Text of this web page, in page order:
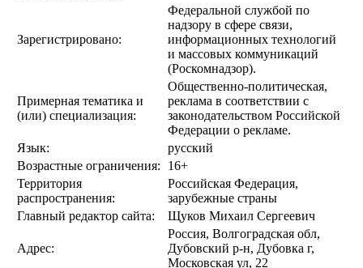
Зарегистрировано:
Федеральной службой по
надзору в сфере связи,
информационных технологий
и массовых коммуникаций
(Роскомнадзор).
Примерная тематика и
(или) специализация:
Общественно-политическая,
реклама в соответствии с
законодательством Российской
Федерации о рекламе.
Язык:
русский
Возрастные ограничения:
16+
Территория
распространения:
Российская Федерация,
зарубежные страны
Главный редактор сайта:
Щуков Михаил Сергеевич
Адрес:
Россия, Волгоградская обл,
Дубовский р-н, Дубовка г,
Московская ул, 22